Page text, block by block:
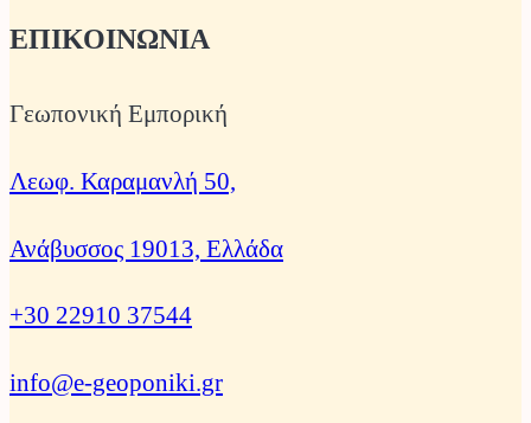
ΕΠΙΚΟΙΝΩΝΙΑ
Γεωπονική Εμπορική
Λεωφ. Καραμανλή 50,
Ανάβυσσος 19013, Ελλάδα
+30 22910 37544
info@e-geoponiki.gr